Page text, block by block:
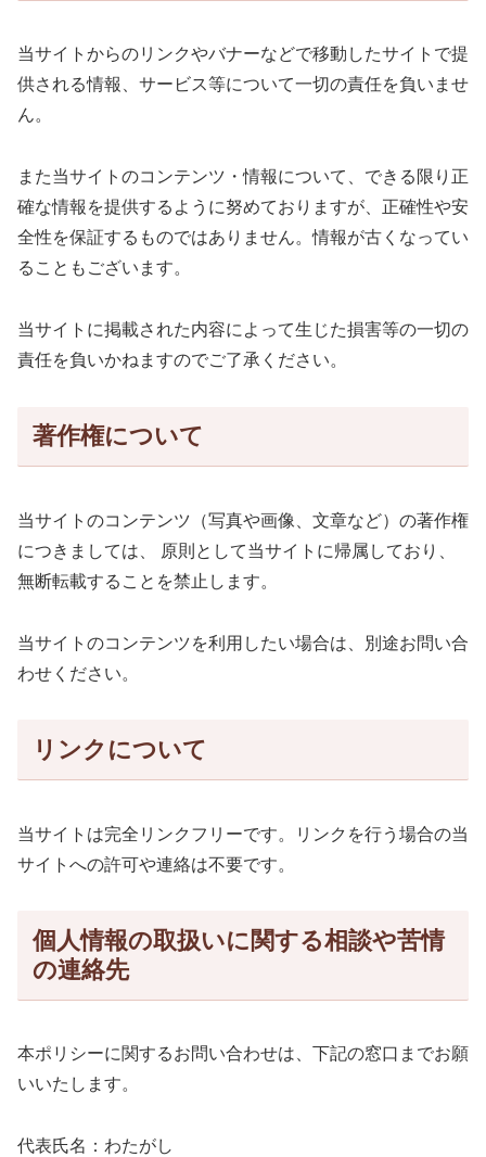
当サイトからのリンクやバナーなどで移動したサイトで提
供される情報、サービス等について一切の責任を負いませ
ん。
また当サイトのコンテンツ・情報について、できる限り正
確な情報を提供するように努めておりますが、正確性や安
全性を保証するものではありません。情報が古くなってい
ることもございます。
当サイトに掲載された内容によって生じた損害等の一切の
責任を負いかねますのでご了承ください。
著作権について
当サイトのコンテンツ（写真や画像、文章など）の著作権
につきましては、 原則として当サイトに帰属しており、
無断転載することを禁止します。
当サイトのコンテンツを利用したい場合は、別途お問い合
わせください。
リンクについて
当サイトは完全リンクフリーです。リンクを行う場合の当
サイトへの許可や連絡は不要です。
個人情報の取扱いに関する相談や苦情
の連絡先
本ポリシーに関するお問い合わせは、下記の窓口までお願
いいたします。
代表氏名：わたがし